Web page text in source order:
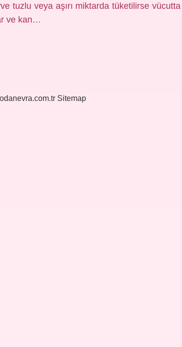
tuzlu veya aşırı miktarda tüketilirse vücutta
ve kan…
Sitemap